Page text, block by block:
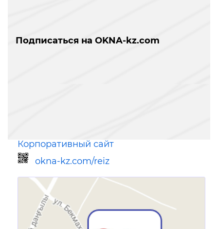
Подписаться на OKNA-kz.com
Корпоративный сайт
okna-kz.com/reiz